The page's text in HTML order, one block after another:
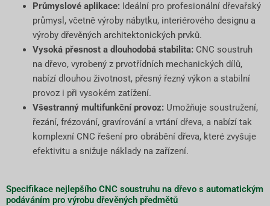
Průmyslové aplikace:Ideální pro profesionální dřevařský
průmysl, včetně výroby nábytku, interiérového designu a
výroby dřevěných architektonických prvků.
Vysoká přesnost a dlouhodobá stabilita:CNC soustruh
na dřevo, vyrobený z prvotřídních mechanických dílů,
nabízí dlouhou životnost, přesný řezný výkon a stabilní
provoz i při vysokém zatížení.
Všestranný multifunkční provoz:Umožňuje soustružení,
řezání, frézování, gravírování a vrtání dřeva, a nabízí tak
komplexní CNC řešení pro obrábění dřeva, které zvyšuje
efektivitu a snižuje náklady na zařízení.
Specifikace nejlepšího CNC soustruhu na dřevo s automatickým
podáváním pro výrobu dřevěných předmětů